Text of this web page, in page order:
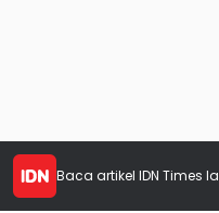
Baca artikel IDN Times